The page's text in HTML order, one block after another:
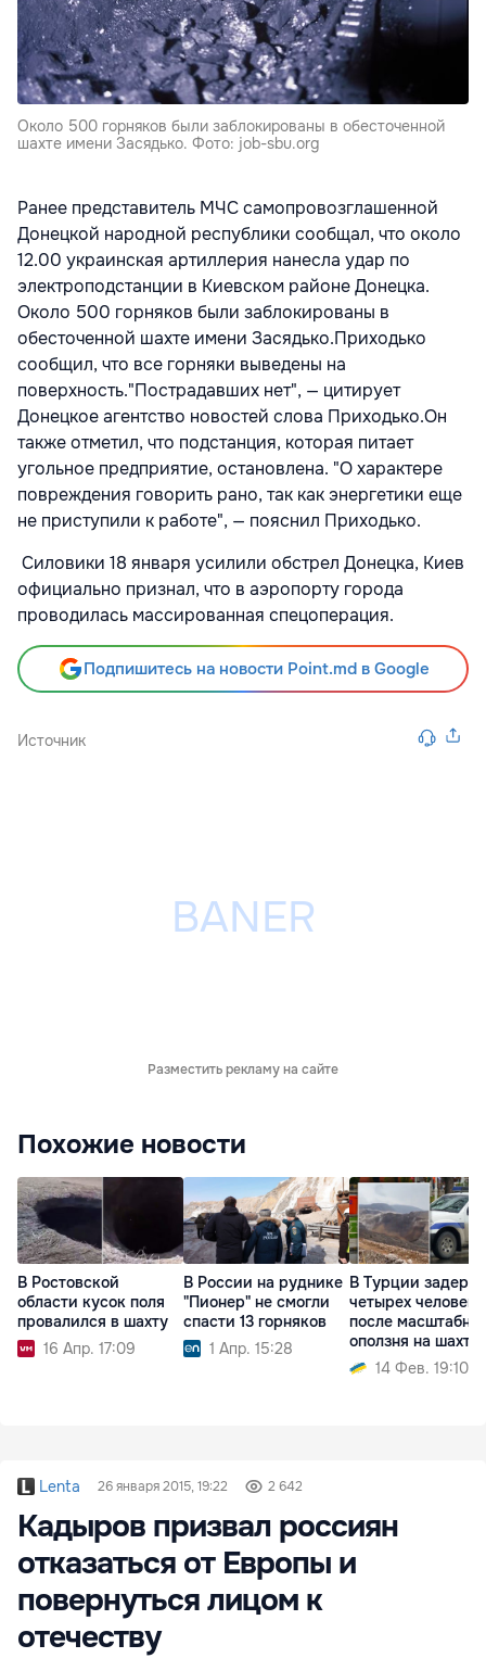
Около 500 горняков были заблокированы в обесточенной
шахте имени Засядько. Фото: job-sbu.org
Ранее представитель МЧС самопровозглашенной
Донецкой народной республики сообщал, что около
12.00 украинская артиллерия нанесла удар по
электроподстанции в Киевском районе Донецка.
Около 500 горняков были заблокированы в
обесточенной шахте имени Засядько.Приходько
сообщил, что все горняки выведены на
поверхность."Пострадавших нет", — цитирует
Донецкое агентство новостей слова Приходько.Он
также отметил, что подстанция, которая питает
угольное предприятие, остановлена. "О характере
повреждения говорить рано, так как энергетики еще
не приступили к работе", — пояснил Приходько.
Силовики 18 января усилили обстрел Донецка, Киев
официально признал, что в аэропорту города
проводилась массированная спецоперация.
Подпишитесь на новости Point.md в Google
Источник
Разместить рекламу на сайте
Похожие новости
В Ростовской
области кусок поля
провалился в шахту
16 Апр. 17:09
В России на руднике
"Пионер" не смогли
спасти 13 горняков
1 Апр. 15:28
В Турции
четырех человек
после
оползня на шахте
14 Фев. 19:10
Lenta 26 января 2015, 19:22 2 642
Кадыров призвал россиян
отказаться от Европы и
повернуться лицом к
отечеству